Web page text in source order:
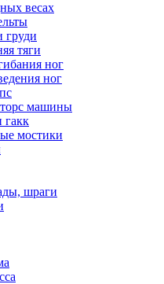
весах
тяги
ног
ног
машины
мостики
шраги